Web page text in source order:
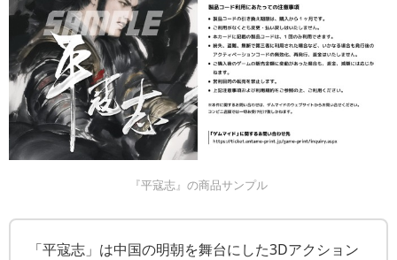
『平寇志』の商品サンプル
「平寇志」は中国の明朝を舞台にした3Dアクション